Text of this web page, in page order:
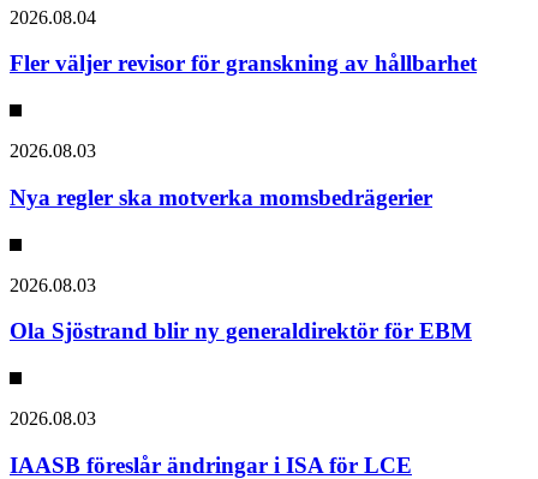
2026.08.04
Fler väljer revisor för granskning av hållbarhet
2026.08.03
Nya regler ska motverka momsbedrägerier
2026.08.03
Ola Sjöstrand blir ny generaldirektör för EBM
2026.08.03
IAASB föreslår ändringar i ISA för LCE